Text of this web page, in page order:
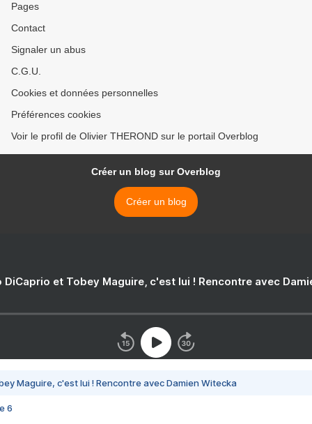
Pages
Contact
Signaler un abus
C.G.U.
Cookies et données personnelles
Préférences cookies
Voir le profil de Olivier THEROND sur le portail Overblog
Créer un blog sur Overblog
Créer un blog
DiCaprio et Tobey Maguire, c'est lui ! Rencontre avec
Maguire, c'est lui ! Rencontre avec Damien Witecka
6